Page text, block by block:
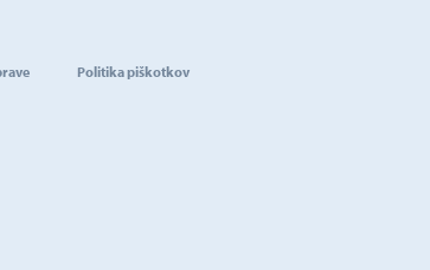
Politika piškotkov